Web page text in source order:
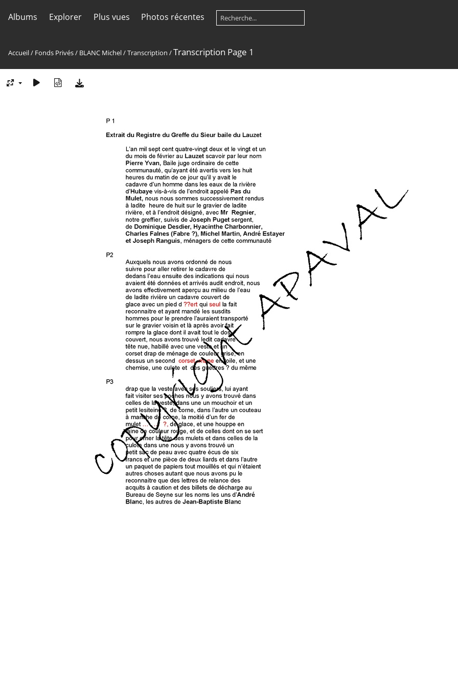
Albums Explorer Plus vues Photos récentes
Accueil/ Fonds Privés/ BLANC Michel/Transcription /Transcription Page 1